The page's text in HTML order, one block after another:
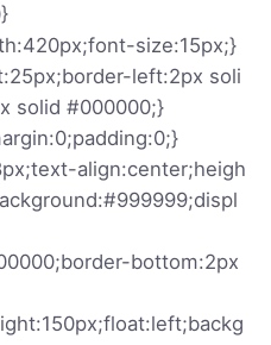
size:15px;}
left:2px soli
solid #000000;}
align:center;heigh
bottom:2px